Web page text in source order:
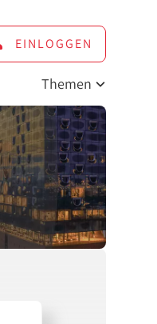
EINLOGGEN
Themen